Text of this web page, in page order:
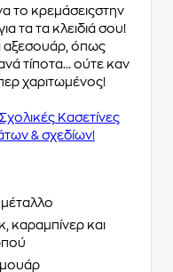
το κρεμάσειςστην
τα τα κλειδιά σου!
αξεσουάρ, όπως
τίποτα... ούτε καν
χαριτωμένος!
Κασετίνες
& σχεδίων!
μέταλλο
καραμπίνερ και